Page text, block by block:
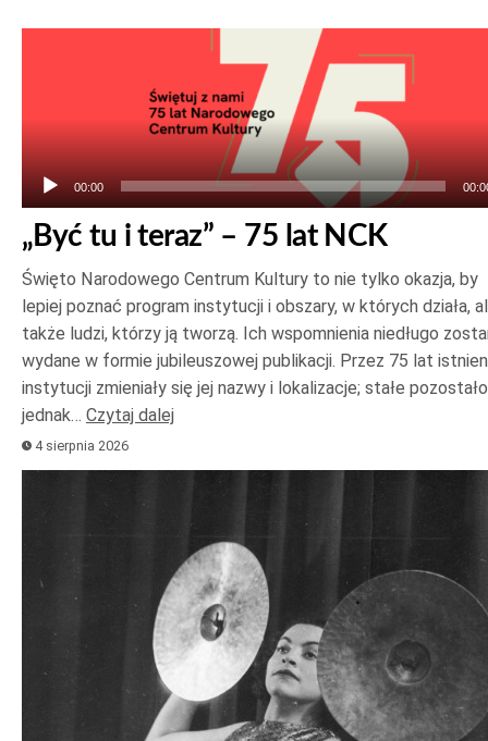
00:00
„Być tu i teraz” – 75 lat NCK
Święto Narodowego Centrum Kultury to nie tylko okazja, by
lepiej poznać program instytucji i obszary, w których działa,
także ludzi, którzy ją tworzą. Ich wspomnienia niedługo
wydane w formie jubileuszowej publikacji. Przez 75 lat
instytucji zmieniały się jej nazwy i lokalizacje; stałe pozostało
jednak… Czytaj dalej
4 sierpnia 2026